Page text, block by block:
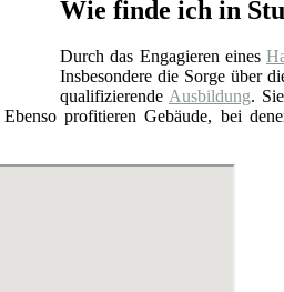
Wie finde ich in
Durch das Engagieren eines
Insbesondere die Sorge über
qualifizierende Ausbildung.
profitieren Gebäude, bei